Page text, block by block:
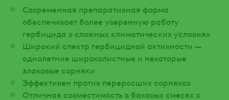
2. Масляная дисперсия.
3. Суспоэмульсия (новая форма
гербицида Бельведер® Форте).
Современная препаративная форма
обеспечивает более уверенную работу
гербицида в сложных климатических условиях
Широкий спектр гербицидной активности —
однолетние широколистные и некоторые
злаковые сорняки
Эффективен против переросших сорняков
Отличная совместимость в баковых смесях с